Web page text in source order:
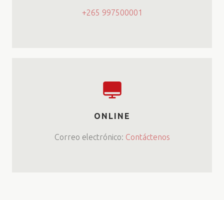
+265 997500001
ONLINE
Correo electrónico: Contáctenos